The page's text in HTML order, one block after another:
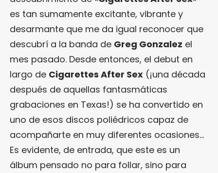
es tan sumamente excitante, vibrante y
desarmante que me da igual reconocer que
descubrí a la banda de Greg Gonzalez el
mes pasado. Desde entonces, el debut en
largo de Cigarettes After Sex (¡una década
después de aquellas fantasmáticas
grabaciones en Texas!) se ha convertido en
uno de esos discos poliédricos capaz de
acompañarte en muy diferentes ocasiones…
Es evidente, de entrada, que este es un
álbum pensado no para follar, sino para